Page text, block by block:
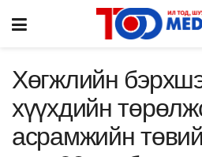
Хөгжлийн
хүүхдийн
асрамжийн